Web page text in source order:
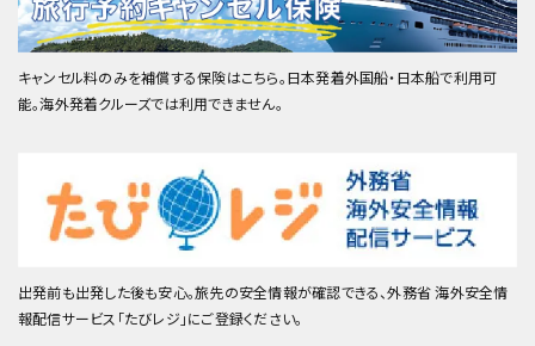
キャンセル料のみを補償する保険はこちら。日本発着外国船・日本船で利用可
能。海外発着クルーズでは利用できません。
出発前も出発した後も安心。旅先の安全情報が確認できる、外務省 海外安全情
報配信サービス「たびレジ」にご登録ください。